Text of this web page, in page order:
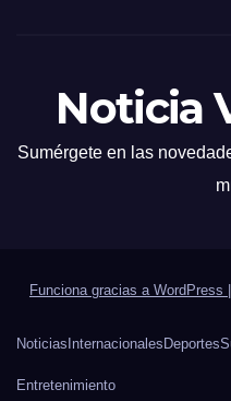
Noticia
Sumérgete en las
Funciona gracias a WordPress
NoticiasInternacionalesDeportes
Entretenimiento